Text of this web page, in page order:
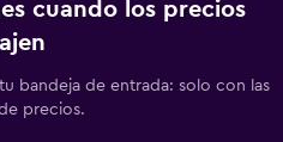
cuando los precios
bandeja de entrada: solo con las
precios.